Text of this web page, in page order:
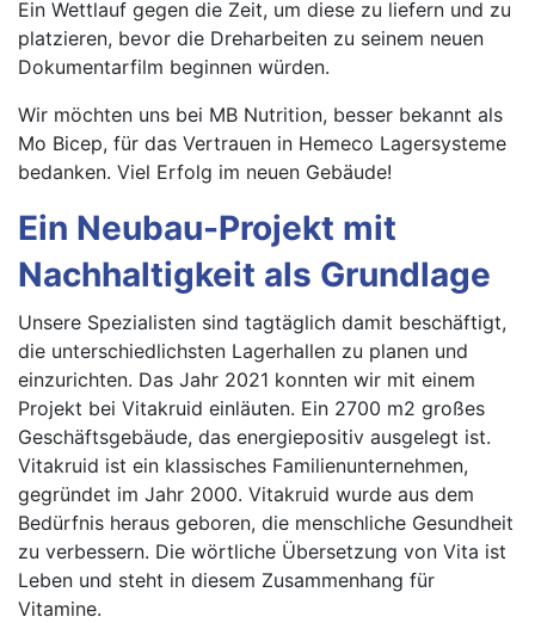
Ein Wettlauf gegen die Zeit, um diese zu liefern und zu
platzieren, bevor die Dreharbeiten zu seinem neuen
Dokumentarfilm beginnen würden.
Wir möchten uns bei MB Nutrition, besser bekannt als
Mo Bicep, für das Vertrauen in Hemeco Lagersysteme
bedanken. Viel Erfolg im neuen Gebäude!
Ein Neubau-Projekt mit
Nachhaltigkeit als Grundlage
Unsere Spezialisten sind tagtäglich damit beschäftigt,
die unterschiedlichsten Lagerhallen zu planen und
einzurichten. Das Jahr 2021 konnten wir mit einem
Projekt bei Vitakruid einläuten. Ein 2700 m2 großes
Geschäftsgebäude, das energiepositiv ausgelegt ist.
Vitakruid ist ein klassisches Familienunternehmen,
gegründet im Jahr 2000. Vitakruid wurde aus dem
Bedürfnis heraus geboren, die menschliche Gesundheit
zu verbessern. Die wörtliche Übersetzung von Vita ist
Leben und steht in diesem Zusammenhang für
Vitamine.